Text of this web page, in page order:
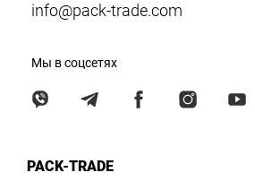
info@pack-trade.com
Мы в соцсетях
PACK-TRADE